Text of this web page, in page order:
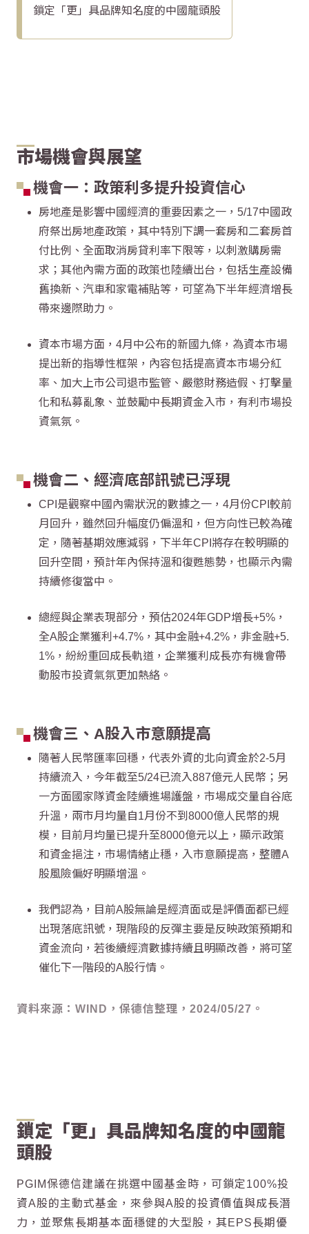
鎖定「更」具品牌知名度的中國龍頭股
市場機會與展望
機會一：政策利多提升投資信心
房地產是影響中國經濟的重要因素之一，5/17中國政
府祭出房地產政策，其中特別下調一套房和二套房首
付比例、全面取消房貸利率下限等，以刺激購房需
求；其他內需方面的政策也陸續出台，包括生產設備
舊換新、汽車和家電補貼等，可望為下半年經濟增長
帶來邊際助力。
資本市場方面，4月中公布的新國九條，為資本市場
提出新的指導性框架，內容包括提高資本市場分紅
率、加大上市公司退市監管、嚴懲財務造假、打擊量
化和私募亂象、並鼓勵中長期資金入市，有利市場投
資氣氛。
機會二、經濟底部訊號已浮現
CPI是觀察中國內需狀況的數據之一，4月份CPI較前
月回升，雖然回升幅度仍偏溫和，但方向性已較為確
定，隨著基期效應減弱，下半年CPI將存在較明顯的
回升空間，預計年內保持溫和復甦態勢，也顯示內需
持續修復當中。
總經與企業表現部分，預估2024年GDP增長+5%，
全A股企業獲利+4.7%，其中金融+4.2%，非金融+5.
1%，紛紛重回成長軌道，企業獲利成長亦有機會帶
動股市投資氣氛更加熱絡。
機會三、A股入市意願提高
隨著人民幣匯率回穩，代表外資的北向資金於2-5月
持續流入，今年截至5/24已流入887億元人民幣；另
一方面國家隊資金陸續進場護盤，市場成交量自谷底
升溫，兩市月均量自1月份不到8000億人民幣的規
模，目前月均量已提升至8000億元以上，顯示政策
和資金挹注，市場情緒止穩，入市意願提高，整體A
股風險偏好明顯增溫。
我們認為，目前A股無論是經濟面或是評價面都已經
出現落底訊號，現階段的反彈主要是反映政策預期和
資金流向，若後續經濟數據持續且明顯改善，將可望
催化下一階段的A股行情。
資料來源：WIND，保德信整理，2024/05/27。
鎖定「更」具品牌知名度的中國龍
頭股
PGIM保德信建議在挑選中國基金時，可鎖定100%投
資A股的主動式基金，來參與A股的投資價值與成長潛
力，並聚焦長期基本面穩健的大型股，其EPS長期優